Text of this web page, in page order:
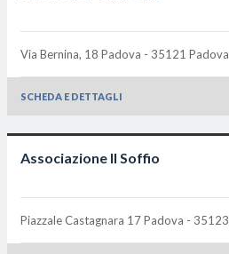
Via Bernina, 18 Padova - 35121 Padova
SCHEDA E DETTAGLI
Associazione Il Soffio
Piazzale Castagnara 17 Padova - 35123